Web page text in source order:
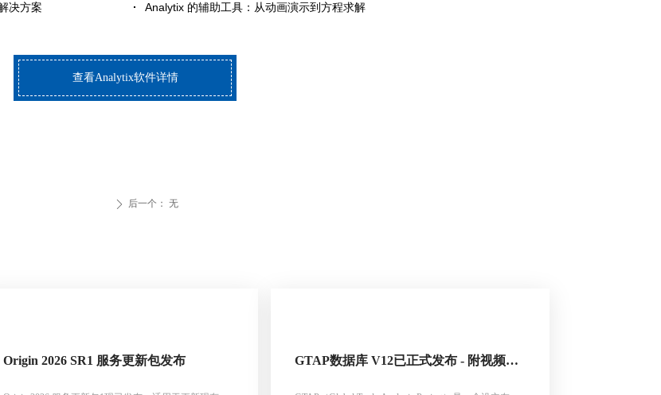
决方案
Analytix 的辅助工具：从动画演示到方程求解
查看Analytix软件详情
ꄲ 后一个： 无
Origin 2026 SR1 服务更新包发布
GTAP数据库 V12已正式发布 - 附视频介